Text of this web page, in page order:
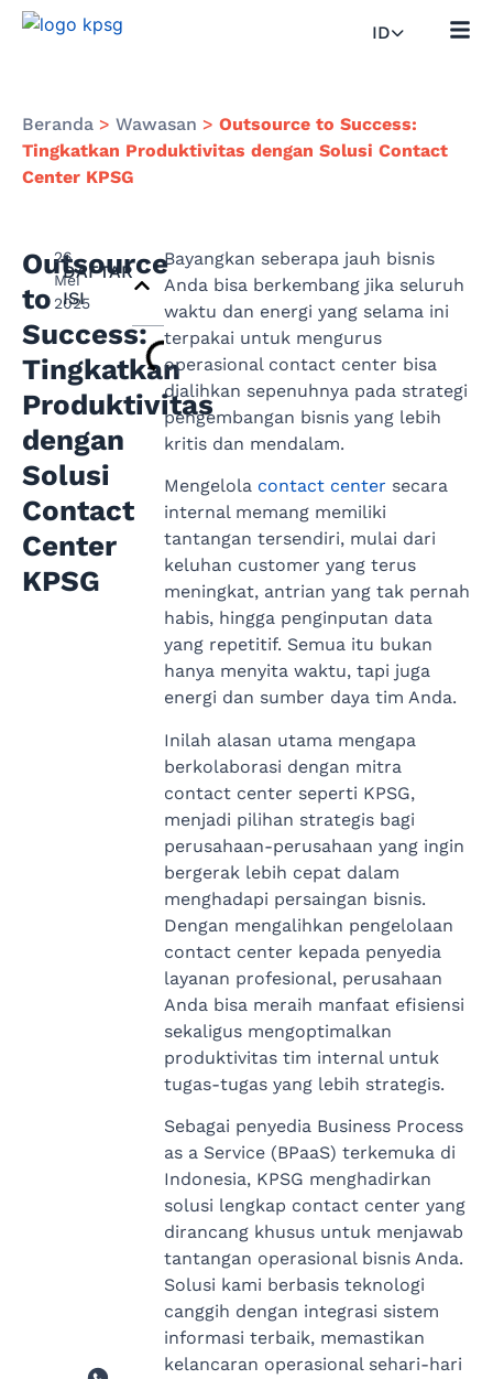
ID
Beranda > Wawasan > Outsource to Success:
Tingkatkan Produktivitas dengan Solusi Contact
Center KPSG
Outsource
to
Success:
Tingkatkan
Produktivitas
dengan
Solusi
Contact
Center
KPSG
26
Mei
2025
DAFTAR
ISI
Bayangkan seberapa jauh bisnis
Anda bisa berkembang jika seluruh
waktu dan energi yang selama ini
terpakai untuk mengurus
operasional contact center bisa
dialihkan sepenuhnya pada strategi
pengembangan bisnis yang lebih
kritis dan mendalam.
Mengelola contact center secara
internal memang memiliki
tantangan tersendiri, mulai dari
keluhan customer yang terus
meningkat, antrian yang tak pernah
habis, hingga penginputan data
yang repetitif. Semua itu bukan
hanya menyita waktu, tapi juga
energi dan sumber daya tim Anda.
Inilah alasan utama mengapa
berkolaborasi dengan mitra
contact center seperti KPSG,
menjadi pilihan strategis bagi
perusahaan-perusahaan yang ingin
bergerak lebih cepat dalam
menghadapi persaingan bisnis.
Dengan mengalihkan pengelolaan
contact center kepada penyedia
layanan profesional, perusahaan
Anda bisa meraih manfaat efisiensi
sekaligus mengoptimalkan
produktivitas tim internal untuk
tugas-tugas yang lebih strategis.
Sebagai penyedia Business Process
as a Service (BPaaS) terkemuka di
Indonesia, KPSG menghadirkan
solusi lengkap contact center yang
dirancang khusus untuk menjawab
tantangan operasional bisnis Anda.
Solusi kami berbasis teknologi
canggih dengan integrasi sistem
informasi terbaik, memastikan
kelancaran operasional sehari-hari